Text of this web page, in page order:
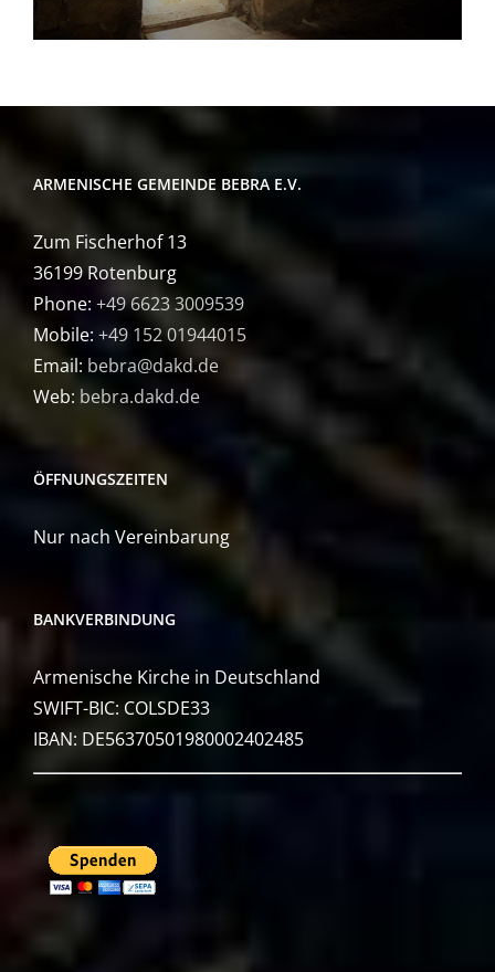
ARMENISCHE GEMEINDE BEBRA E.V.
Zum Fischerhof 13
36199 Rotenburg
Phone: +49 6623 3009539
Mobile: +49 152 01944015
Email: bebra@dakd.de
Web: bebra.dakd.de
ÖFFNUNGSZEITEN
Nur nach Vereinbarung
BANKVERBINDUNG
Armenische Kirche in Deutschland
SWIFT-BIC: COLSDE33
IBAN: DE56370501980002402485